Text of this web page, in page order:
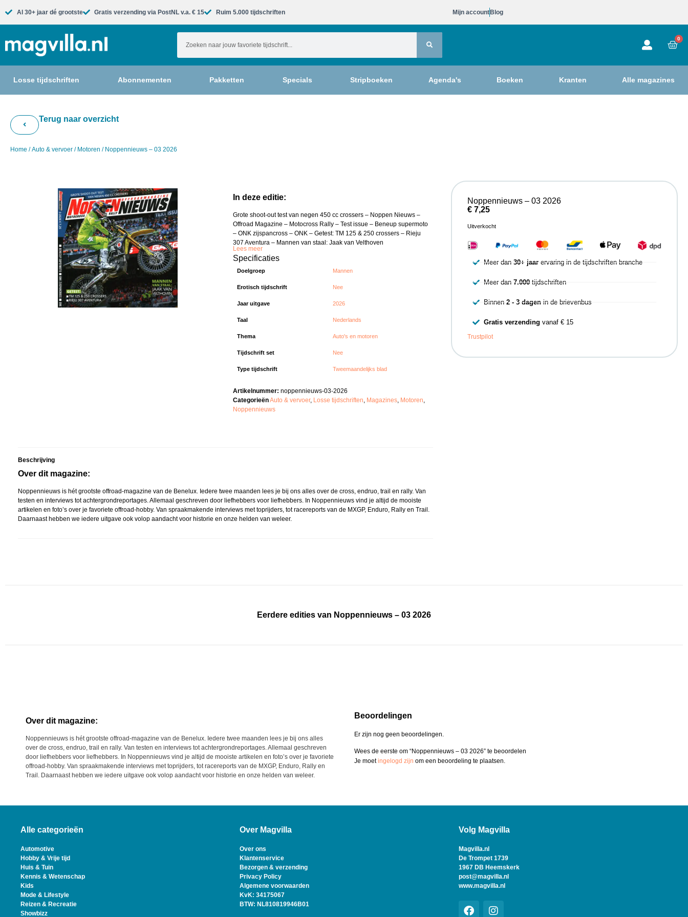
Al 30+ jaar dé grootste​ Gratis verzending via PostNL v.a. € 15 Ruim 5.000 tijdschriften​ Mijn account Blog
0
Losse tijdschriften Abonnementen Pakketten Specials Stripboeken Agenda's Boeken Kranten Alle magazines
Terug naar overzicht
Home /Auto & vervoer / Motoren / Noppennieuws – 03 2026
In deze editie:
Grote shoot-out test van negen 450 cc crossers – Noppen Nieuws –
Offroad Magazine – Motocross Rally – Test issue – Beneup supermoto
– ONK zijspancross – ONK – Getest: TM 125 & 250 crossers – Rieju
307 Aventura – Mannen van staal: Jaak van Velthoven
Lees meer
Specificaties
Doelgroep Mannen
Erotisch tijdschrift Nee
Jaar uitgave 2026
Taal Nederlands
Thema Auto's en motoren
Tijdschrift set Nee
Type tijdschrift Tweemaandelijks blad
Artikelnummer:noppennieuws-03-2026
CategorieënAuto & vervoer, Losse tijdschriften, Magazines, Motoren,
Noppennieuws
Beschrijving
Over dit magazine:
Noppennieuws is hét grootste offroad-magazine van de Benelux. Iedere twee maanden lees je bij ons alles over de cross, endruo, trail en rally. Van
testen en interviews tot achtergrondreportages. Allemaal geschreven door liefhebbers voor liefhebbers. In Noppennieuws vind je altijd de mooiste
artikelen en foto’s over je favoriete offroad-hobby. Van spraakmakende interviews met toprijders, tot racereports van de MXGP, Enduro, Rally en Trail.
Daarnaast hebben we iedere uitgave ook volop aandacht voor historie en onze helden van weleer.
Noppennieuws – 03 2026
€7,25
Uitverkocht
Meer dan30+ jaar ervaring in de tijdschriften branche
Meer dan7.000 tijdschriften
Binnen2 - 3 dagen in de brievenbus
Gratis verzending vanaf € 15
Trustpilot
Eerdere edities van Noppennieuws – 03 2026
Over dit magazine:
Noppennieuws is hét grootste offroad-magazine van de Benelux. Iedere twee maanden lees je bij ons alles
over de cross, endruo, trail en rally. Van testen en interviews tot achtergrondreportages. Allemaal geschreven
door liefhebbers voor liefhebbers. In Noppennieuws vind je altijd de mooiste artikelen en foto’s over je favoriete
offroad-hobby. Van spraakmakende interviews met toprijders, tot racereports van de MXGP, Enduro, Rally en
Trail. Daarnaast hebben we iedere uitgave ook volop aandacht voor historie en onze helden van weleer.
Beoordelingen
Er zijn nog geen beoordelingen.
Wees de eerste om “Noppennieuws – 03 2026” te beoordelen
Je moetingelogd zijn om een beoordeling te plaatsen.
Alle categorieën
Automotive
Hobby & Vrije tijd
Huis & Tuin
Kennis & Wetenschap
Kids
Mode & Lifestyle
Reizen & Recreatie
Showbizz
Over Magvilla
Over ons
Klantenservice
Bezorgen & verzending
Privacy Policy
Algemene voorwaarden
KvK: 34175067
BTW: NL810819946B01
Volg Magvilla
Magvilla.nl
De Trompet 1739
1967 DB Heemskerk
post@magvilla.nl
www.magvilla.nl